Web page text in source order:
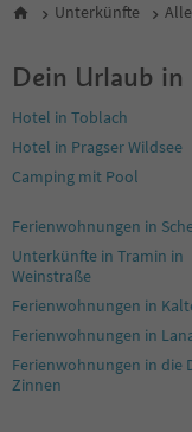
Unterkünfte
Dein Urlaub
Hotel in Toblach
Hotel in Pragser Wildsee
Camping mit Pool
Ferienwohnungen in
Unterkünfte in Tramin in
Weinstraße
Ferienwohnungen in
Ferienwohnungen in
Ferienwohnungen in die
Zinnen